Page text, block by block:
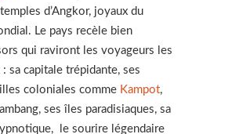
d’Angkor, joyaux du
Le pays recèle bien
qui raviront les voyageurs les
sa capitale trépidante, ses
coloniales comme Kampot,
ses îles paradisiaques, sa
le sourire légendaire